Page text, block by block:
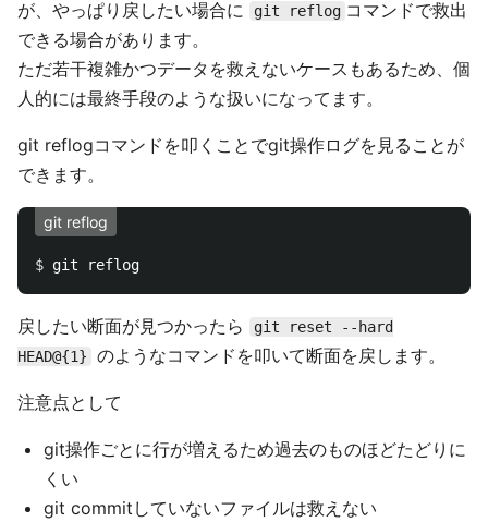
が、やっぱり戻したい場合に
git reflog コマンドで救出
できる場合があります。
ただ若干複雑かつデータを救えないケースもあるため、個
人的には最終手段のような扱いになってます。
git reflogコマンドを叩くことでgit操作ログを見ることが
できます。
git reflog
$
戻したい断面が見つかったら
git reset --hard
HEAD@{1}
のようなコマンドを叩いて断面を戻します。
注意点として
git操作ごとに行が増えるため過去のものほどたどりに
くい
git commitしていないファイルは救えない